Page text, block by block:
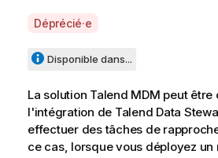
A
a
l
a
b
i
Déprécié·e
Disponible dans...
La solution Talend MDM peut être
l'intégration de Talend Data
effectuer des tâches de
ce cas, lorsque vous déployez